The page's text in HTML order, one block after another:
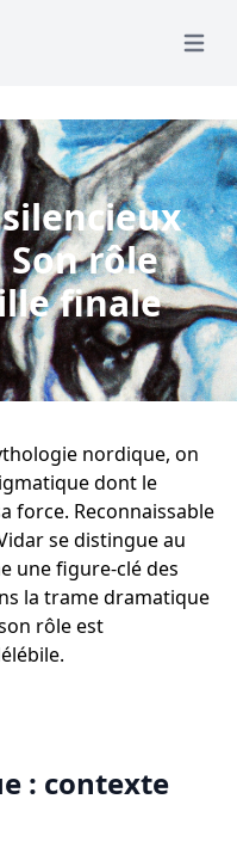
Open
rôle
finale
nordique, on
dont le
force. Reconnaissable
se distingue au
une figure-clé des
la trame dramatique
rôle est
: contexte